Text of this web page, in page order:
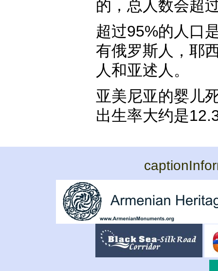
的，总人数会超
超过95%的人口
有俄罗斯人，耶
人和亚述人。
亚美尼亚的婴儿
出生率大约是